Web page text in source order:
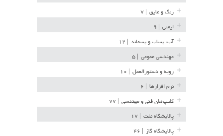
رنگ و عایق
ایمنی
آب، پساب و پسماند
مهندسی عمومی
رویه و دستورالعمل
نرم افزارها
کلیپ‌های فنی و مهندسی
پالایشگاه نفت
پالایشگاه گاز